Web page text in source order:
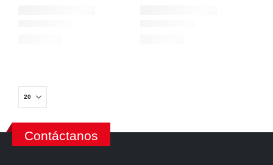
Contáctanos